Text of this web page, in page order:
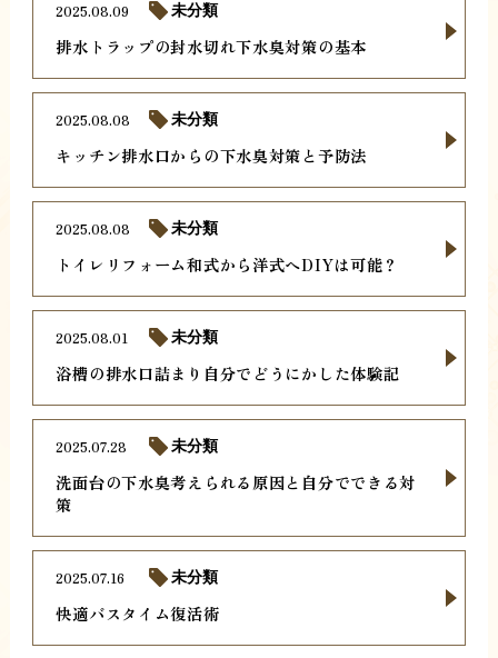
排水トラップの封水切れ下水臭対策の基本
2025.08.09 未分類
キッチン排水口からの下水臭対策と予防法
2025.08.08 未分類
トイレリフォーム和式から洋式へDIYは可能？
2025.08.08 未分類
浴槽の排水口詰まり自分でどうにかした体験記
2025.08.01 未分類
洗面台の下水臭考えられる原因と自分でできる対
策
2025.07.28 未分類
快適バスタイム復活術
2025.07.16 未分類